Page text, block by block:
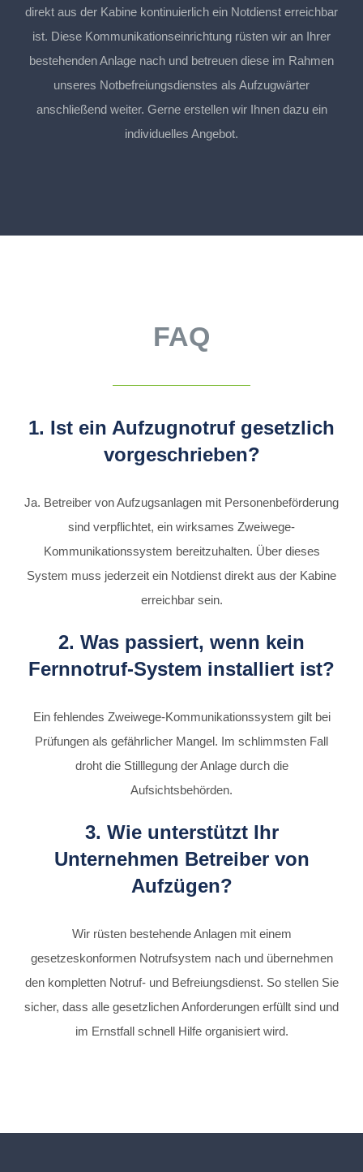
direkt aus der Kabine kontinuierlich ein Notdienst erreichbar
ist. Diese Kommunikationseinrichtung rüsten wir an Ihrer
bestehenden Anlage nach und betreuen diese im Rahmen
unseres Notbefreiungsdienstes als Aufzugwärter
anschließend weiter. Gerne erstellen wir Ihnen dazu ein
individuelles Angebot.
FAQ
1. Ist ein Aufzugnotruf gesetzlich
vorgeschrieben?
Ja. Betreiber von Aufzugsanlagen mit Personenbeförderung
sind verpflichtet, ein wirksames Zweiwege-
Kommunikationssystem bereitzuhalten. Über dieses
System muss jederzeit ein Notdienst direkt aus der Kabine
erreichbar sein.
2. Was passiert, wenn kein
Fernnotruf-System installiert ist?
Ein fehlendes Zweiwege-Kommunikationssystem gilt bei
Prüfungen als gefährlicher Mangel. Im schlimmsten Fall
droht die Stilllegung der Anlage durch die
Aufsichtsbehörden.
3. Wie unterstützt Ihr
Unternehmen Betreiber von
Aufzügen?
Wir rüsten bestehende Anlagen mit einem
gesetzeskonformen Notrufsystem nach und übernehmen
den kompletten Notruf- und Befreiungsdienst. So stellen Sie
sicher, dass alle gesetzlichen Anforderungen erfüllt sind und
im Ernstfall schnell Hilfe organisiert wird.